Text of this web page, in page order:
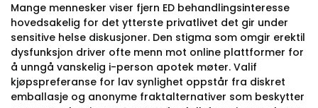
Mange mennesker viser fjern ED behandlingsinteresse
hovedsakelig for det ytterste privatlivet det gir under
sensitive helse diskusjoner. Den stigma som omgir erektil
dysfunksjon driver ofte menn mot online plattformer for
å unngå vanskelig i-person apotek møter. Valif
kjøpspreferanse for lav synlighet oppstår fra diskret
emballasje og anonyme fraktalternativer som beskytter